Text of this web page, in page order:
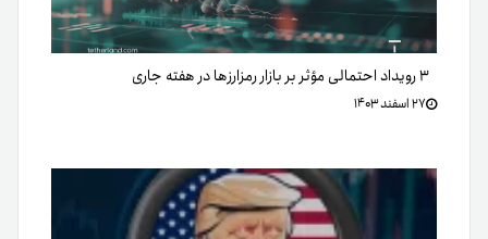
۲۷ اسفند ۱۴۰۳